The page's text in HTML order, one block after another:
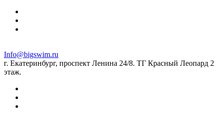
Info@bigswim.ru
г. Екатеринбург, проспект Ленина 24/8. ТГ Красный Леопард 2
этаж.